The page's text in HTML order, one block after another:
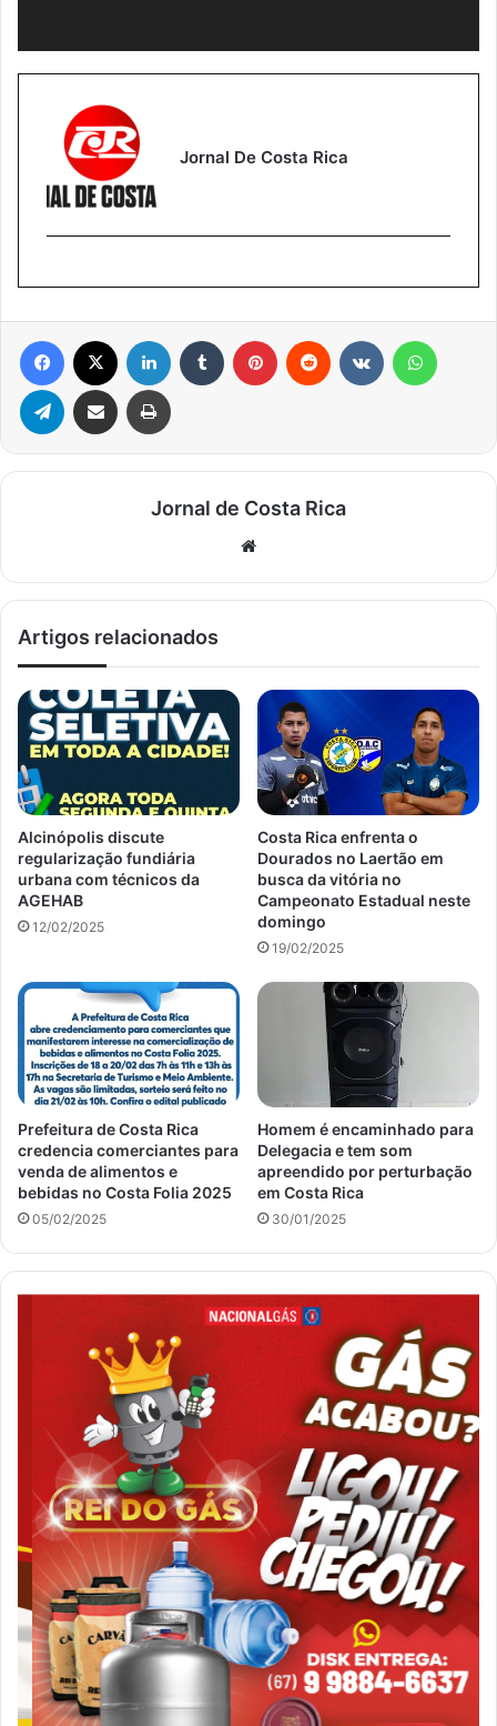
Jornal De Costa Rica
Facebook Linkedin Tumblr Pinterest Reddit
Telegram Compartilhar via e-mail Imprimir
Jornal de Costa Rica
Artigos relacionados
Alcinópolis discute
regularização fundiária
urbana com técnicos da
AGEHAB
12/02/2025
Costa Rica enfrenta o
Dourados no Laertão em
busca da vitória no
Campeonato Estadual neste
domingo
19/02/2025
Prefeitura de Costa Rica
credencia comerciantes para
venda de alimentos e
bebidas no Costa Folia 2025
05/02/2025
Homem é encaminhado para
Delegacia e tem som
apreendido por perturbação
em Costa Rica
30/01/2025